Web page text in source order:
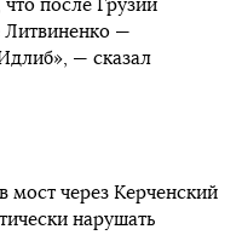
что после Грузии
Литвиненко —
— сказал
мост через Керченский
нарушать